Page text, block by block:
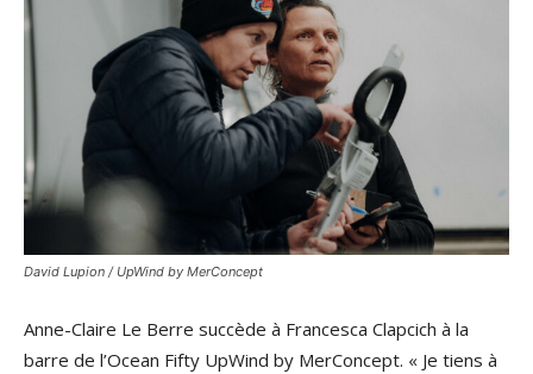
David Lupion / UpWind by MerConcept
Anne-Claire Le Berre succède à Francesca Clapcich à la
barre de l’Ocean Fifty UpWind by MerConcept. « Je tiens à